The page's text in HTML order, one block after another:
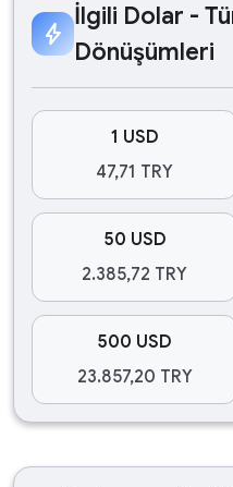
bolt
İlgili Dolar -
Dönüşümleri
1 USD
47,71 TRY
50 USD
2.385,72 TRY
500 USD
23.857,20 TRY